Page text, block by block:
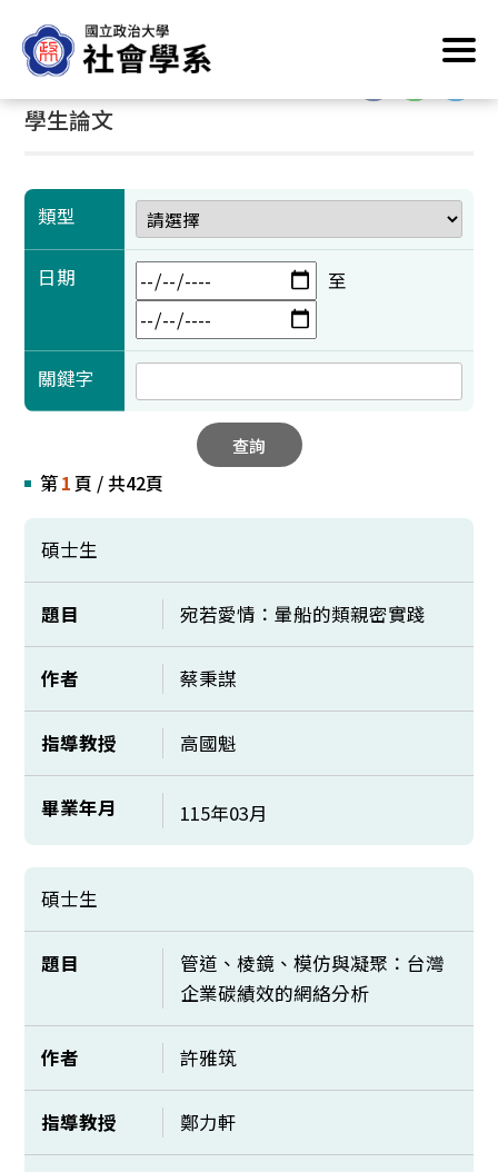
到
主
要
內
塊
首頁 /學術成果/學生論文
學生論文
類型
日期 至
關鍵字
查詢
第1 頁 / 共42頁
碩士生
題目 宛若愛情：暈船的類親密實踐
作者 蔡秉謀
指導教授 高國魁
畢業年月 115年03月
碩士生
題目
管道、棱鏡、模仿與凝聚：台灣
企業碳績效的網絡分析
作者 許雅筑
指導教授 鄭力軒